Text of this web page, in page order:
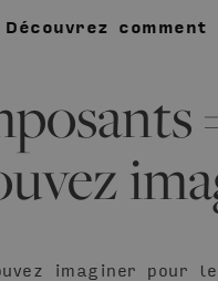
Découvrez
imaginer pour